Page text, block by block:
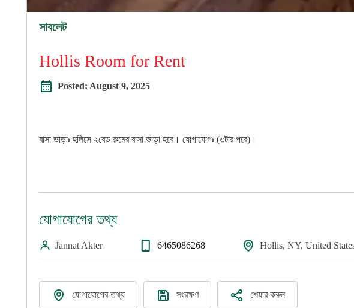
সাবলেট
Hollis Room for Rent
Posted: August 9, 2025
বাসা ভাড়াঃ হলিসে ২বেড রুমের বাসা ভাড়া হবে। যোগাযোগঃ (৩টার পরে)।
যোগাযোগের তথ্য
Jannat Akter 6465086268 Hollis, NY, United
যোগাযোগের তথ্য সংরক্ষণ শেয়ার করুন